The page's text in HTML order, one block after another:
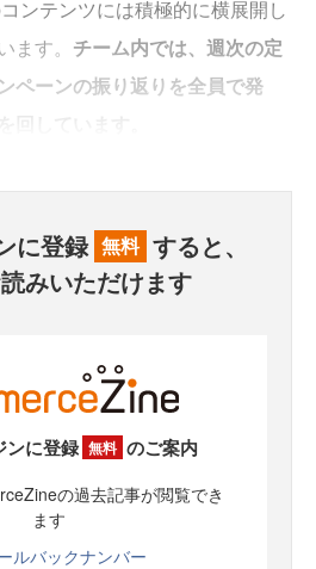
ンテンツには積極的に横展開し
す。 チーム内では、週次の定
ペーンの振り返りを全員で発
に登録 無料 すると、
みいただけます
ンに登録 無料 のご案内
の過去記事が閲覧でき
ます
ルバックナンバー